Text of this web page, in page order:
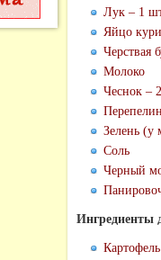
Лук – 1
Яйцо
Черствая
Молоко
Чеснок –
Зелень (у
Соль
Черный
Ингредиенты